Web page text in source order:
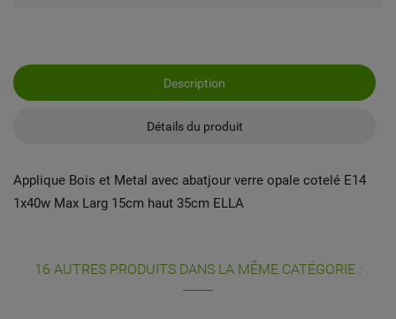
Description
Détails du produit
Applique Bois et Metal avec abatjour verre opale cotelé E14
1x40w Max Larg 15cm haut 35cm ELLA
16 AUTRES PRODUITS DANS LA MÊME CATÉGORIE :